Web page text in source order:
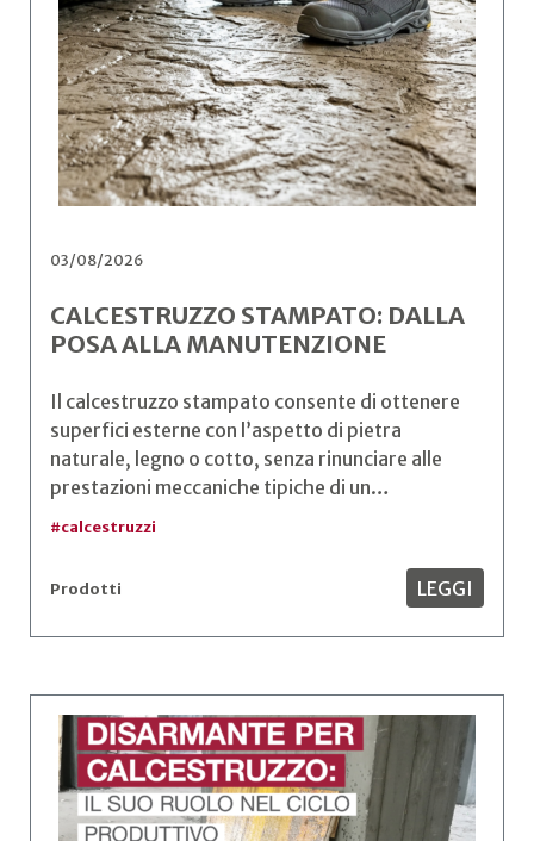
03/08/2026
CALCESTRUZZO STAMPATO: DALLA
POSA ALLA MANUTENZIONE
Il calcestruzzo stampato consente di ottenere
superfici esterne con l’aspetto di pietra
naturale, legno o cotto, senza rinunciare alle
prestazioni meccaniche tipiche di un…
#calcestruzzi
Prodotti LEGGI